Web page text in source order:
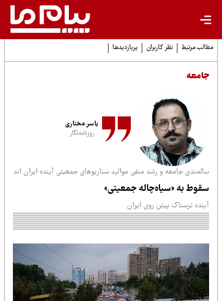
مرتبط نظر کاربران پربازدیدها
یاسر مختاری
روزنامه‌نگار
جامعه و رشد منفی موالید سناریوهای جمعیتی آینده ایران اند
به «سیاه‌چاله جمعیتی»
ترسناک پیش روی ایران